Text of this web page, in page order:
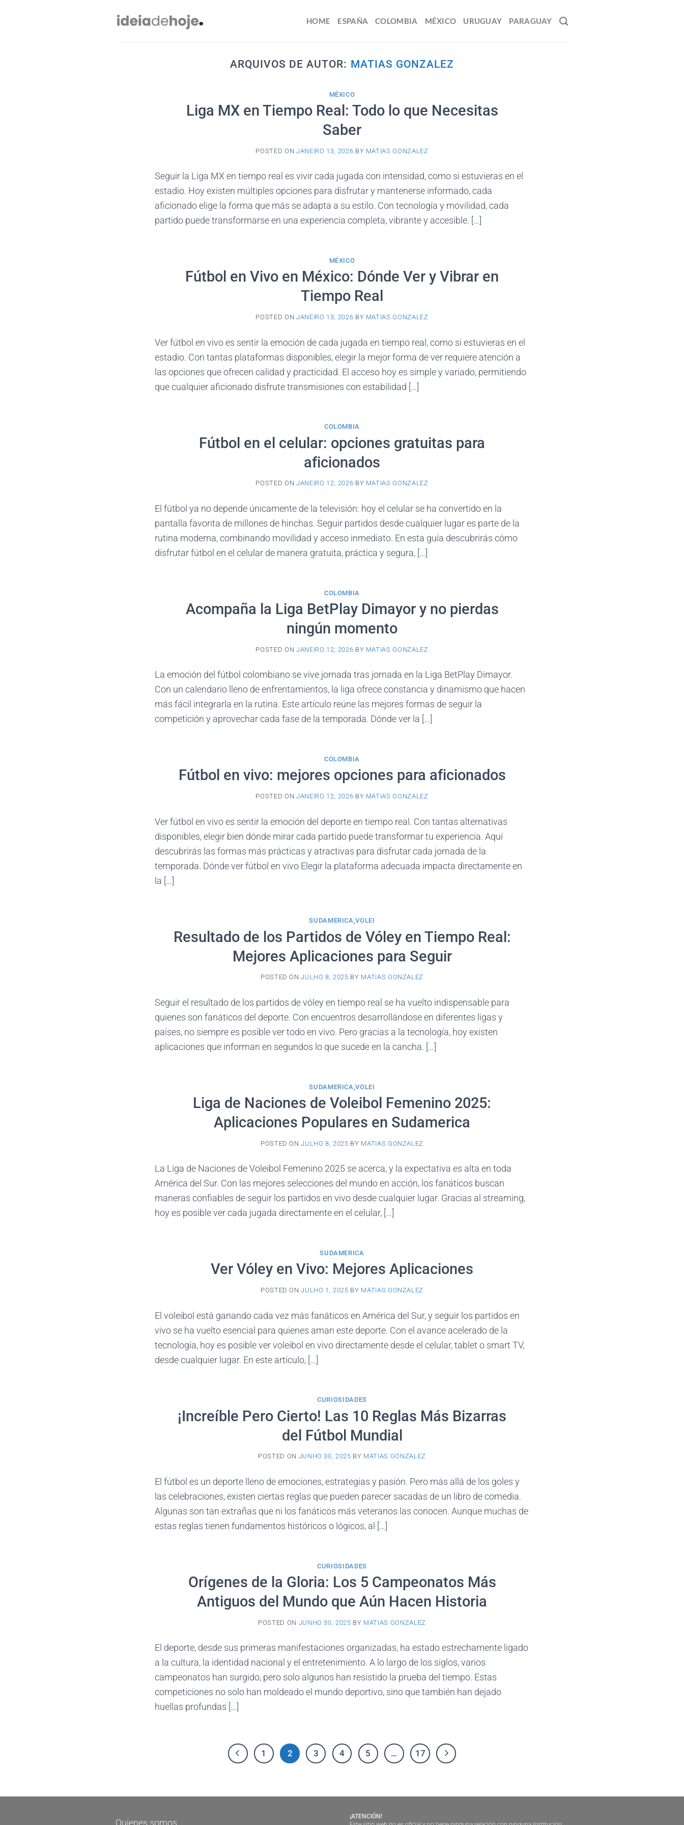
HOME ESPAÑA COLOMBIA MÉXICO URUGUAY PARAGUAY
ARQUIVOS DE AUTOR: MATIAS GONZALEZ
MÉXICO
Liga MX en Tiempo Real: Todo lo que Necesitas
Saber
POSTED ON JANEIRO 13, 2026 BY MATIAS GONZALEZ
Seguir la Liga MX en tiempo real es vivir cada jugada con intensidad, como si estuvieras en el
estadio. Hoy existen múltiples opciones para disfrutar y mantenerse informado, cada
aficionado elige la forma que más se adapta a su estilo. Con tecnología y movilidad, cada
partido puede transformarse en una experiencia completa, vibrante y accesible. […]
MÉXICO
Fútbol en Vivo en México: Dónde Ver y Vibrar en
Tiempo Real
POSTED ON JANEIRO 13, 2026 BY MATIAS GONZALEZ
Ver fútbol en vivo es sentir la emoción de cada jugada en tiempo real, como si estuvieras en el
estadio. Con tantas plataformas disponibles, elegir la mejor forma de ver requiere atención a
las opciones que ofrecen calidad y practicidad. El acceso hoy es simple y variado, permitiendo
que cualquier aficionado disfrute transmisiones con estabilidad […]
COLOMBIA
Fútbol en el celular: opciones gratuitas para
aficionados
POSTED ON JANEIRO 12, 2026 BY MATIAS GONZALEZ
El fútbol ya no depende únicamente de la televisión: hoy el celular se ha convertido en la
pantalla favorita de millones de hinchas. Seguir partidos desde cualquier lugar es parte de la
rutina moderna, combinando movilidad y acceso inmediato. En esta guía descubrirás cómo
disfrutar fútbol en el celular de manera gratuita, práctica y segura, […]
COLOMBIA
Acompaña la Liga BetPlay Dimayor y no pierdas
ningún momento
POSTED ON JANEIRO 12, 2026 BY MATIAS GONZALEZ
La emoción del fútbol colombiano se vive jornada tras jornada en la Liga BetPlay Dimayor.
Con un calendario lleno de enfrentamientos, la liga ofrece constancia y dinamismo que hacen
más fácil integrarla en la rutina. Este artículo reúne las mejores formas de seguir la
competición y aprovechar cada fase de la temporada. Dónde ver la […]
COLOMBIA
Fútbol en vivo: mejores opciones para aficionados
POSTED ON JANEIRO 12, 2026 BY MATIAS GONZALEZ
Ver fútbol en vivo es sentir la emoción del deporte en tiempo real. Con tantas alternativas
disponibles, elegir bien dónde mirar cada partido puede transformar tu experiencia. Aquí
descubrirás las formas más prácticas y atractivas para disfrutar cada jornada de la
temporada. Dónde ver fútbol en vivo Elegir la plataforma adecuada impacta directamente en
la […]
SUDAMERICA,VOLEI
Resultado de los Partidos de Vóley en Tiempo Real:
Mejores Aplicaciones para Seguir
POSTED ONJULHO 8, 2025 BY MATIAS GONZALEZ
Seguir el resultado de los partidos de vóley en tiempo real se ha vuelto indispensable para
quienes son fanáticos del deporte. Con encuentros desarrollándose en diferentes ligas y
países, no siempre es posible ver todo en vivo. Pero gracias a la tecnología, hoy existen
aplicaciones que informan en segundos lo que sucede en la cancha. […]
SUDAMERICA ,VOLEI
Liga de Naciones de Voleibol Femenino 2025:
Aplicaciones Populares en Sudamerica
POSTED ONJULHO 8, 2025 BY MATIAS GONZALEZ
La Liga de Naciones de Voleibol Femenino 2025 se acerca, y la expectativa es alta en toda
América del Sur. Con las mejores selecciones del mundo en acción, los fanáticos buscan
maneras confiables de seguir los partidos en vivo desde cualquier lugar. Gracias al streaming,
hoy es posible ver cada jugada directamente en el celular, […]
SUDAMERICA
Ver Vóley en Vivo: Mejores Aplicaciones
POSTED ONJULHO 1, 2025 BY MATIAS GONZALEZ
El voleibol está ganando cada vez más fanáticos en América del Sur, y seguir los partidos en
vivo se ha vuelto esencial para quienes aman este deporte. Con el avance acelerado de la
tecnología, hoy es posible ver voleibol en vivo directamente desde el celular, tablet o smart TV,
desde cualquier lugar. En este artículo, […]
CURIOSIDADES
¡Increíble Pero Cierto! Las 10 Reglas Más Bizarras
del Fútbol Mundial
POSTED ON JUNHO 30, 2025 BY MATIAS GONZALEZ
El fútbol es un deporte lleno de emociones, estrategias y pasión. Pero más allá de los goles y
las celebraciones, existen ciertas reglas que pueden parecer sacadas de un libro de comedia.
Algunas son tan extrañas que ni los fanáticos más veteranos las conocen. Aunque muchas de
estas reglas tienen fundamentos históricos o lógicos, al […]
CURIOSIDADES
Orígenes de la Gloria: Los 5 Campeonatos Más
Antiguos del Mundo que Aún Hacen Historia
POSTED ON JUNHO 30, 2025 BY MATIAS GONZALEZ
El deporte, desde sus primeras manifestaciones organizadas, ha estado estrechamente ligado
a la cultura, la identidad nacional y el entretenimiento. A lo largo de los siglos, varios
campeonatos han surgido, pero solo algunos han resistido la prueba del tiempo. Estas
competiciones no solo han moldeado el mundo deportivo, sino que también han dejado
huellas profundas […]
1 2 3 4 5 … 17
Quienes somos
¡ATENCIÓN!